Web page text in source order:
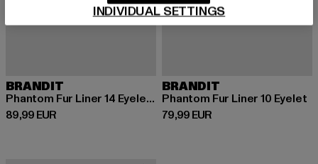
BRANDIT
Phantom Fur Liner 14 Eyelet Boots
89,99 EUR
Derzeitiger Preis: 89,99 EUR
BRANDIT
Phantom Fur Liner 10 Eyelet
79,99 EUR
Derzeitiger Preis: 79,99 EUR
INDIVIDUAL SETTINGS